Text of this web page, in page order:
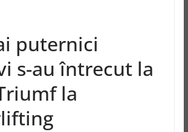
puternici
s-au întrecut la
la